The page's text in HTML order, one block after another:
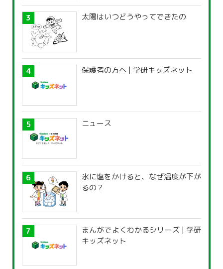
太陽はいつどうやってできたの
保護者の方へ | 学研キッズネット
ニュース
氷に塩をかけると、なぜ温度が下が
るの？
まんがでよくわかるシリーズ | 学研
キッズネット